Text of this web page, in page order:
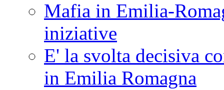
Mafia in Emilia-
iniziative
E' la svolta decisiva
in Emilia Romagna